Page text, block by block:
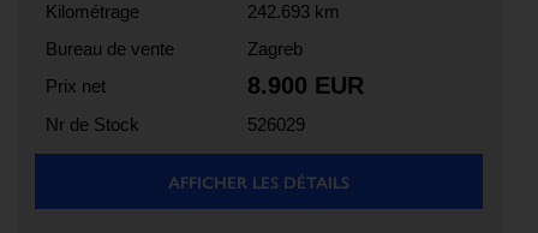
Kilométrage
242.693 km
Bureau de vente
Zagreb
Prix net
8.900 EUR
Nr de Stock 526029
AFFICHER LES DÉTAILS